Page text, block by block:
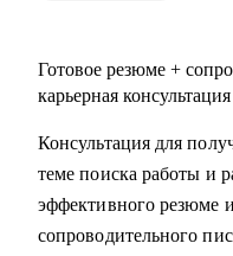
Готовое резюме +
карьерная консультация
Консультация для
теме поиска работы и
эффективного резюме
сопроводительного